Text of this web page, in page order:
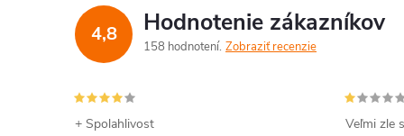
4,8 Hodnotenie zákazníkov
158 hodnotení Zobraziť recenzie
+ Spolahlivost
Veľmi zle